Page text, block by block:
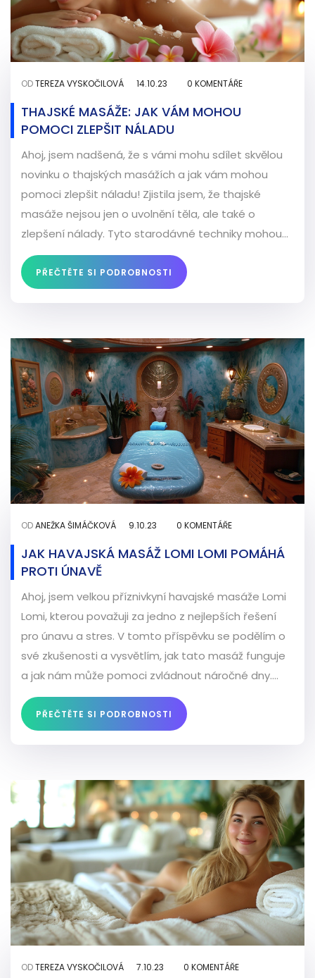
ODTEREZA VYSKOČILOVÁ 14.10.23 0 KOMENTÁŘE
THAJSKÉ MASÁŽE: JAK VÁM MOHOU
POMOCI ZLEPŠIT NÁLADU
Ahoj, jsem nadšená, že s vámi mohu sdílet skvělou
novinku o thajských masážích a jak vám mohou
pomoci zlepšit náladu! Zjistila jsem, že thajské
masáže nejsou jen o uvolnění těla, ale také o
zlepšení nálady. Tyto starodávné techniky mohou
vyvolat pocit klidu a štěstí, který vám definitivně
zlepší den. Takže, pokud potřebujete malý náladový
boost, thajská masáž je tou správnou volbou!
PŘEČTĚTE SI PODROBNOSTI
ODANEŽKA ŠIMÁČKOVÁ 9.10.23 0 KOMENTÁŘE
JAK HAVAJSKÁ MASÁŽ LOMI LOMI POMÁHÁ
PROTI ÚNAVĚ
Ahoj, jsem velkou příznivkyní havajské masáže Lomi
Lomi, kterou považuji za jedno z nejlepších řešení
pro únavu a stres. V tomto příspěvku se podělím o
své zkušenosti a vysvětlím, jak tato masáž funguje
a jak nám může pomoci zvládnout náročné dny.
Pokud jste unaveni a hledáte přírodní způsob, jak se
cítit lépe, sledujte můj příspěvek o havajské masáži
Lomi Lomi.
PŘEČTĚTE SI PODROBNOSTI
ODTEREZA VYSKOČILOVÁ 7.10.23 0 KOMENTÁŘE